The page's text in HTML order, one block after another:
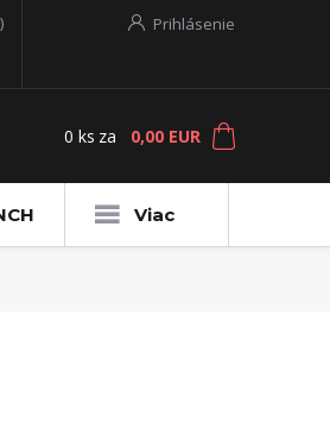
Prihlásenie
0 ks za 0,00 EUR
Viac